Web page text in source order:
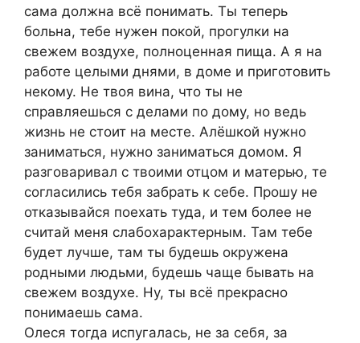
сама должна всё понимать. Ты теперь
больна, тебе нужен покой, прогулки на
свежем воздухе, полноценная пища. А я на
работе целыми днями, в доме и приготовить
некому. Не твоя вина, что ты не
справляешься с делами по дому, но ведь
жизнь не стоит на месте. Алёшкой нужно
заниматься, нужно заниматься домом. Я
разговаривал с твоими отцом и матерью, те
согласились тебя забрать к себе. Прошу не
отказывайся поехать туда, и тем более не
считай меня слабохарактерным. Там тебе
будет лучше, там ты будешь окружена
родными людьми, будешь чаще бывать на
свежем воздухе. Ну, ты всё прекрасно
понимаешь сама.
Олеся тогда испугалась, не за себя, за